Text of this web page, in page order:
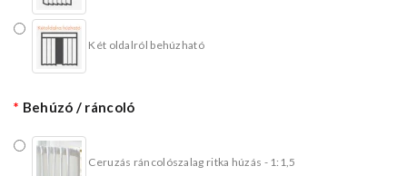
Két oldalról behúzható
Behúzó / ráncoló
Ceruzás ráncolószalag ritka húzás - 1:1,5